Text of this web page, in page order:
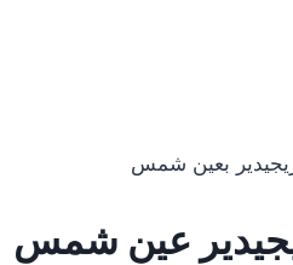
بعين شمس
عين شمس